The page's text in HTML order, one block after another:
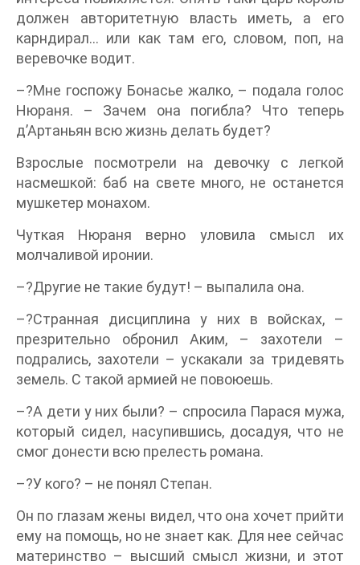
должен авторитетную власть иметь, а его
карндирал… или как там его, словом, поп, на
веревочке водит.
–?Мне госпожу Бонасье жалко, – подала голос
Нюраня. – Зачем она погибла? Что теперь
д’Артаньян всю жизнь делать будет?
Взрослые посмотрели на девочку с легкой
насмешкой: баб на свете много, не останется
мушкетер монахом.
Чуткая Нюраня верно уловила смысл их
молчаливой иронии.
–?Другие не такие будут! – выпалила она.
–?Странная дисциплина у них в войсках, –
презрительно обронил Аким, – захотели –
подрались, захотели – ускакали за тридевять
земель. С такой армией не повоюешь.
–?А дети у них были? – спросила Парася мужа,
который сидел, насупившись, досадуя, что не
смог донести всю прелесть романа.
–?У кого? – не понял Степан.
Он по глазам жены видел, что она хочет прийти
ему на помощь, но не знает как. Для нее сейчас
материнство – высший смысл жизни, и этот